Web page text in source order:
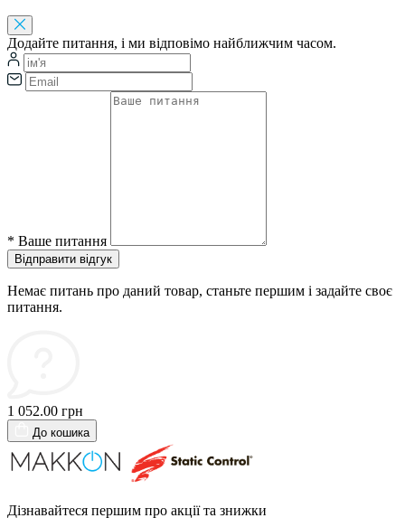
Додайте питання, і ми відповімо найближчим часом.
* Ваше питання
Відправити відгук
Немає питань про даний товар, станьте першим і задайте своє
питання.
1 052.00 грн
До кошика
Дізнавайтеся першим про акції та знижки